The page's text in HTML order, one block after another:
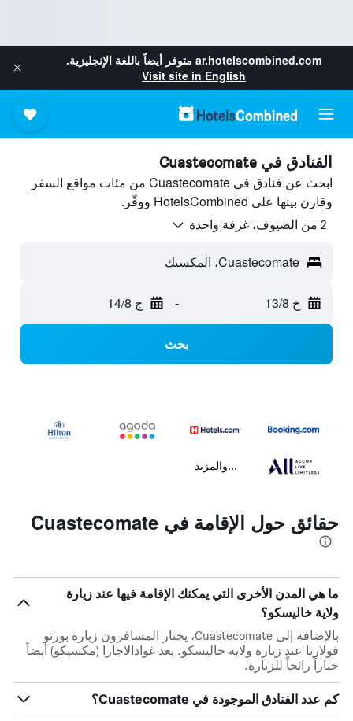
ar.hotelscombined.com متوفر أيضاً باللغة الإنجليزية.
Visit site in English
الفنادق في Cuastecomate
ابحث عن فنادق في Cuastecomate من مئات مواقع السفر
وقارن بينها على HotelsCombined ووفّر.
2 من الضيوف، غرفة واحدة
Cuastecomate، المكسيك
خ 13/8 - ج 14/8
بحث
...والمزيد
حقائق حول الإقامة في Cuastecomate
ما هي المدن الأخرى التي يمكنك الإقامة فيها عند زيارة
ولاية خاليسكو؟
بالإضافة إلى Cuastecomate، يختار المسافرون زيارة بورتو
فولارتا عند زيارة ولاية خاليسكو. يعد غوادالاجارا (مكسيكو) أيضاً
خياراً رائجاً للزيارة.
كم عدد الفنادق الموجودة في Cuastecomate؟